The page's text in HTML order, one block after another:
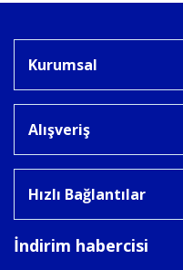
Kurumsal
Alışveriş
Hızlı Bağlantılar
İndirim habercisi